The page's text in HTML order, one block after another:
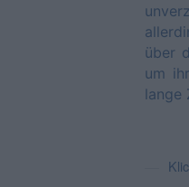
über
um
lange